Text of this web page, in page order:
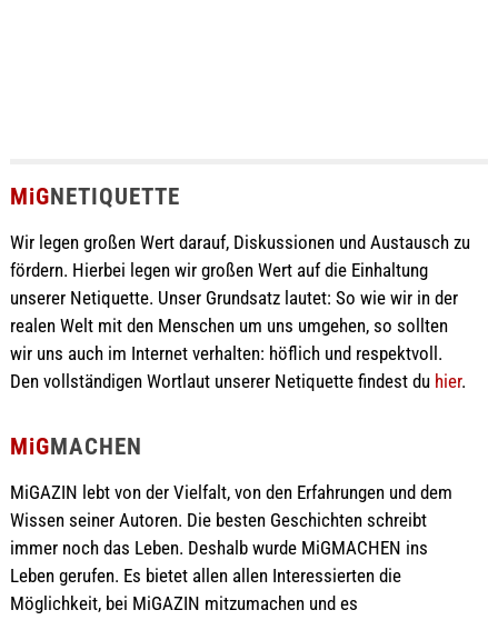
MiGNETIQUETTE
Wir legen großen Wert darauf, Diskussionen und Austausch zu
fördern. Hierbei legen wir großen Wert auf die Einhaltung
unserer Netiquette. Unser Grundsatz lautet: So wie wir in der
realen Welt mit den Menschen um uns umgehen, so sollten
wir uns auch im Internet verhalten: höflich und respektvoll.
Den vollständigen Wortlaut unserer Netiquette findest du hier.
MiGMACHEN
MiGAZIN lebt von der Vielfalt, von den Erfahrungen und dem
Wissen seiner Autoren. Die besten Geschichten schreibt
immer noch das Leben. Deshalb wurde MiGMACHEN ins
Leben gerufen. Es bietet allen allen Interessierten die
Möglichkeit, bei MiGAZIN mitzumachen und es